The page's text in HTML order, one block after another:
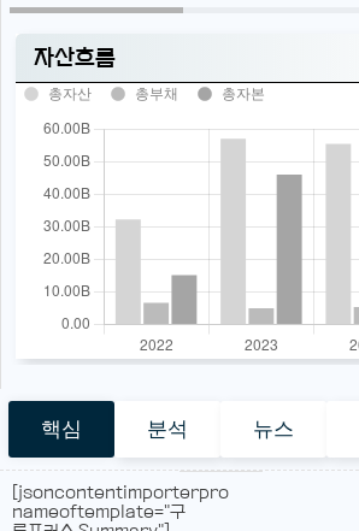
자산흐름
총자산 총부채 총자본
핵심 분석 뉴스
[jsoncontentimporterpro
nameoftemplate="구